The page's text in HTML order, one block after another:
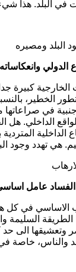
في البلد. هذا
البلد ومصيره
الخارجية
الخطير،
في
الداخلي.
الداخلية
هي تهدد وجود
الفساد عامل
الاساسي في كل
الطريقة
الى حد
والناس، خاصة